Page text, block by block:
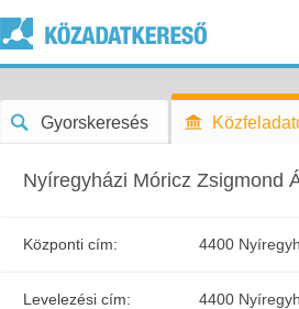
Gyorskeresés
Nyíregyházi Móricz Zsigmond
Központi cím: 4400
Levelezési cím: 4400